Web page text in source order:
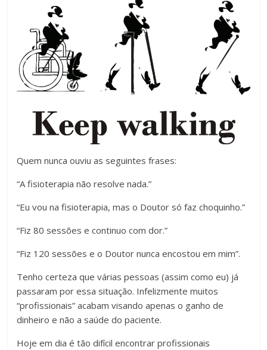
Quem nunca ouviu as seguintes frases:
“A fisioterapia não resolve nada.”
“Eu vou na fisioterapia, mas o Doutor só faz choquinho.”
“Fiz 80 sessões e continuo com dor.”
“Fiz 120 sessões e o Doutor nunca encostou em mim”.
Tenho certeza que várias pessoas (assim como eu) já
passaram por essa situação. Infelizmente muitos
“profissionais” acabam visando apenas o ganho de
dinheiro e não a saúde do paciente.
Hoje em dia é tão difícil encontrar profissionais